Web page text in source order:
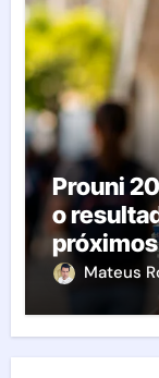
Prouni
o
Mateus